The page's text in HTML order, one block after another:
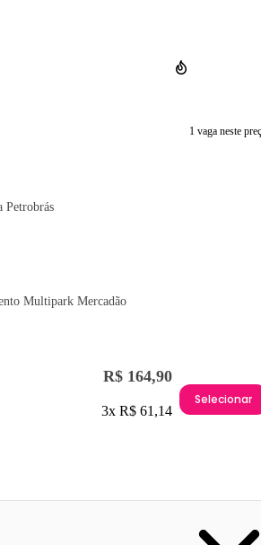
1 vaga neste
Petrobrás
Multipark Mercadão
R$ 164,90
3x R$ 61,14
Selecionar